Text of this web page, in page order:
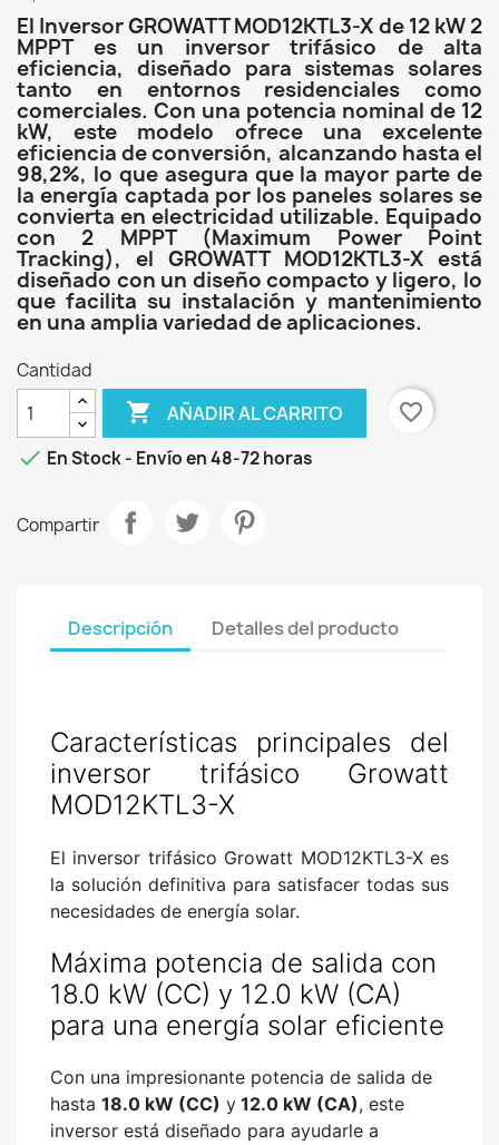
El Inversor GROWATT MOD12KTL3-X de 12 kW 2
MPPT es un inversor trifásico de alta
eficiencia, diseñado para sistemas solares
tanto en entornos residenciales como
comerciales. Con una potencia nominal de 12
kW, este modelo ofrece una excelente
eficiencia de conversión, alcanzando hasta el
98,2%, lo que asegura que la mayor parte de
la energía captada por los paneles solares se
convierta en electricidad utilizable. Equipado
con 2 MPPT (Maximum Power Point
Tracking), el GROWATT MOD12KTL3-X está
diseñado con un diseño compacto y ligero, lo
que facilita su instalación y mantenimiento
en una amplia variedad de aplicaciones.
Cantidad
 AÑADIR AL CARRITO
favorite_border
 En Stock - Envío en 48-72 horas
Compartir
Descripción Detalles del producto
Características principales del
inversor trifásico Growatt
MOD12KTL3-X
El inversor trifásico Growatt MOD12KTL3-X es
la solución definitiva para satisfacer todas sus
necesidades de energía solar.
Máxima potencia de salida con
18.0 kW (CC) y 12.0 kW (CA)
para una energía solar eficiente
Con una impresionante potencia de salida de
hasta 18.0 kW (CC) y 12.0 kW (CA), este
inversor está diseñado para ayudarle a